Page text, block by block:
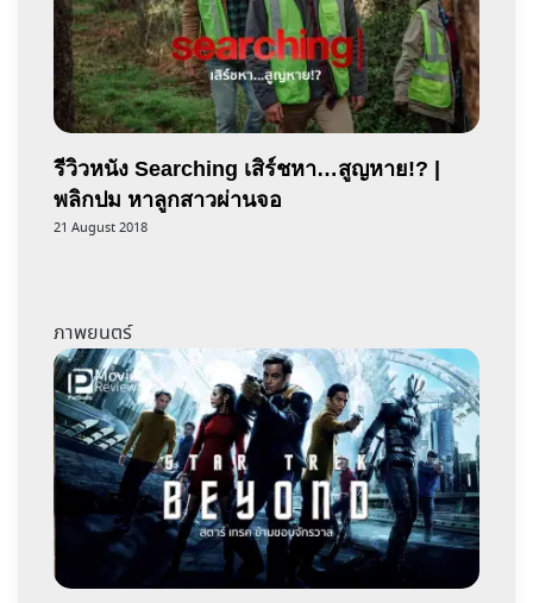
รีวิวหนัง Searching เสิร์ชหา…สูญหาย!? |
พลิกปม หาลูกสาวผ่านจอ
21 August 2018
ภาพยนตร์